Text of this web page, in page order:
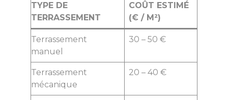
TYPE DE
TERRASSEMENT
COÛT ESTIMÉ
(€ / M²)
Terrassement
manuel
30 – 50 €
Terrassement
mécanique
20 – 40 €